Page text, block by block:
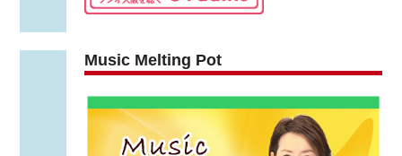
Music Melting Pot